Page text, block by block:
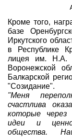
Кроме того,
базе
Иркутского
в Республике
лицея им. Н.А.
Воронежской
Балкарской
"Созидание".
"Меня
счастлива
которые через
идеи и
общества.